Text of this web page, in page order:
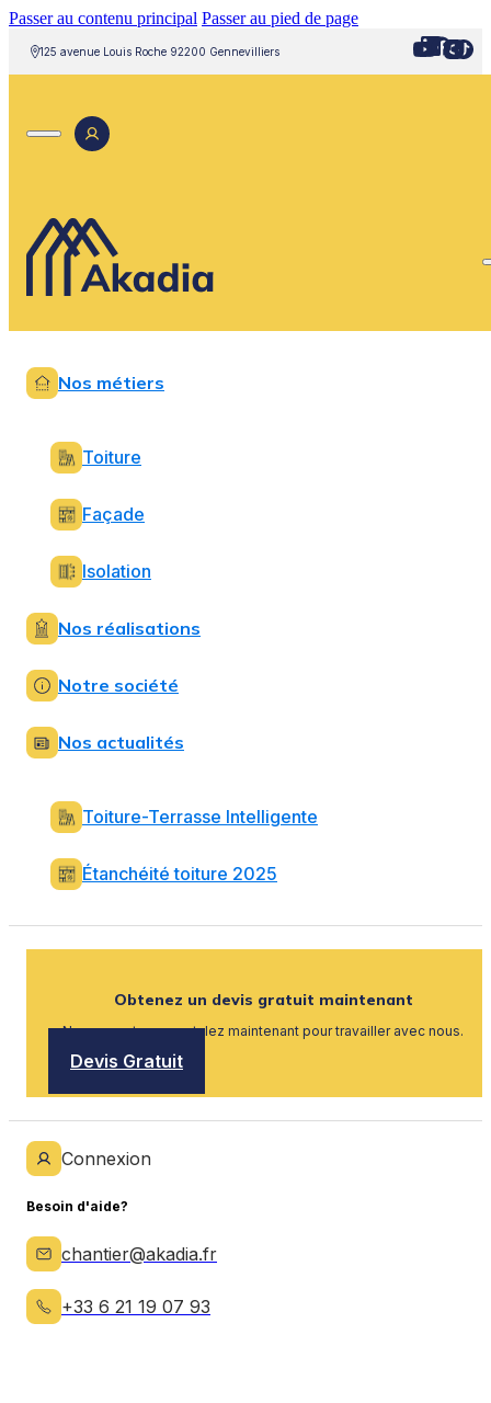
Passer au contenu principal Passer au pied de page
125 avenue Louis Roche 92200 Gennevilliers
Nos métiers
Toiture
Façade
Isolation
Nos réalisations
Notre société
Nos actualités
Toiture-Terrasse Intelligente
Étanchéité toiture 2025
Obtenez un devis gratuit maintenant
Nous recrutons, postulez maintenant pour travailler avec nous.
Devis Gratuit
Connexion
Besoin d'aide?
chantier@akadia.fr
+33 6 21 19 07 93